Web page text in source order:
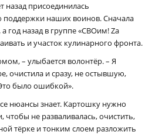
назад присоединилась
наших воинов. Сначала
год назад в группе «СВОим! Zа
и участок кулинарного фронта.
– улыбается волонтёр. – Я
очистила и сразу, не остывшую,
было ошибкой».
нюансы знает. Картошку нужно
чтобы не разваливалась, очистить,
тёрке и тонким слоем разложить